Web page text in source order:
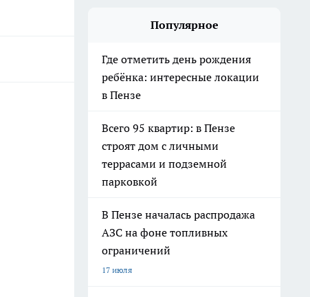
Популярное
Где отметить день рождения
ребёнка: интересные локации
в Пензе
Всего 95 квартир: в Пензе
строят дом с личными
террасами и подземной
парковкой
В Пензе началась распродажа
АЗС на фоне топливных
ограничений
17 июля